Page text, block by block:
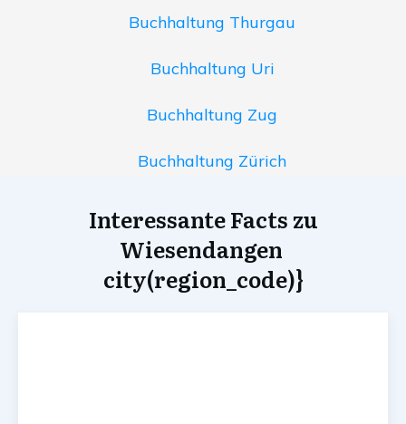
Buchhaltung Thurgau
Buchhaltung Uri
Buchhaltung Zug
Buchhaltung Zürich
Interessante Facts zu
Wiesendangen
city(region_code)}